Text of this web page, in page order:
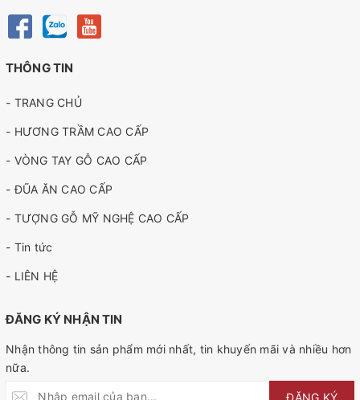
THÔNG TIN
- TRANG CHỦ
- HƯƠNG TRẦM CAO CẤP
- VÒNG TAY GỖ CAO CẤP
- ĐŨA ĂN CAO CẤP
- TƯỢNG GỖ MỸ NGHỆ CAO CẤP
- Tin tức
- LIÊN HỆ
ĐĂNG KÝ NHẬN TIN
Nhận thông tin sản phẩm mới nhất, tin khuyến mãi và nhiều hơn
nữa.
ĐĂNG KÝ